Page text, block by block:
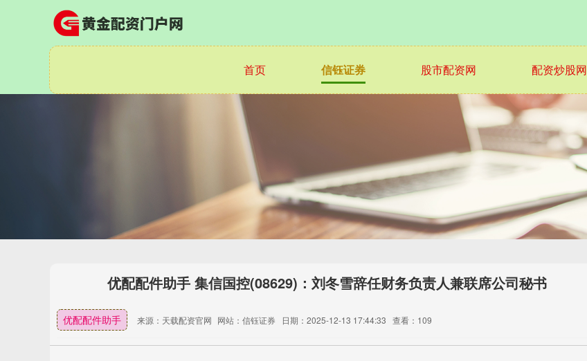
首页 信钰证券 股市配资网 配资炒股网
优配配件助手 集信国控(08629)：刘冬雪辞任财务负责人兼联席公司秘书
优配配件助手 来源：天载配资官网 网站：信钰证券 日期：2025-12-13 17:44:33 查看：109